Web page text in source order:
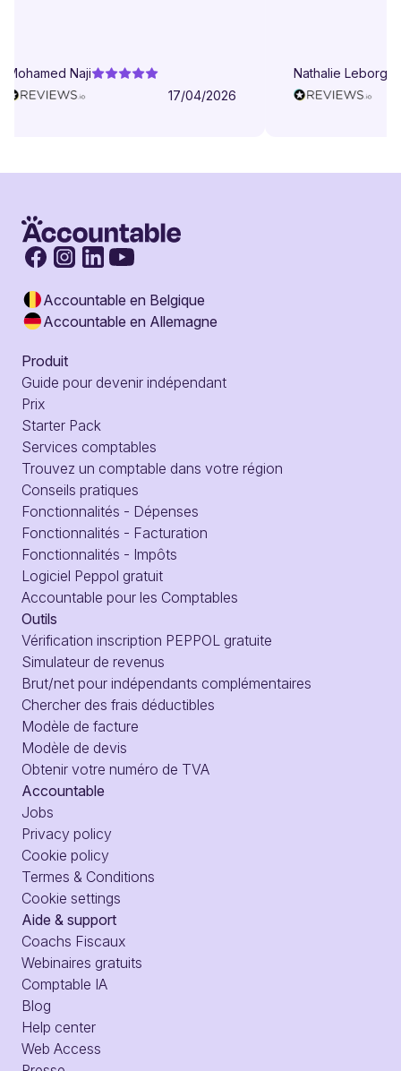
Mohamed Naji
17/04/2026
Nathalie Leborgne
Accountable en Belgique
Accountable en Allemagne
Produit
Guide pour devenir indépendant
Prix
Starter Pack
Services comptables
Trouvez un comptable dans votre région
Conseils pratiques
Fonctionnalités - Dépenses
Fonctionnalités - Facturation
Fonctionnalités - Impôts
Logiciel Peppol gratuit
Accountable pour les Comptables
Outils
Vérification inscription PEPPOL gratuite
Simulateur de revenus
Brut/net pour indépendants complémentaires
Chercher des frais déductibles
Modèle de facture
Modèle de devis
Obtenir votre numéro de TVA
Accountable
Jobs
Privacy policy
Cookie policy
Termes & Conditions
Cookie settings
Aide & support
Coachs Fiscaux
Webinaires gratuits
Comptable IA
Blog
Help center
Web Access